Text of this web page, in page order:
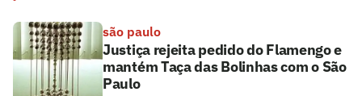
são paulo
Justiça rejeita pedido do Flamengo e
mantém Taça das Bolinhas com o São
Paulo